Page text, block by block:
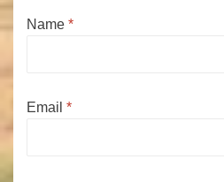
Name *
Email *